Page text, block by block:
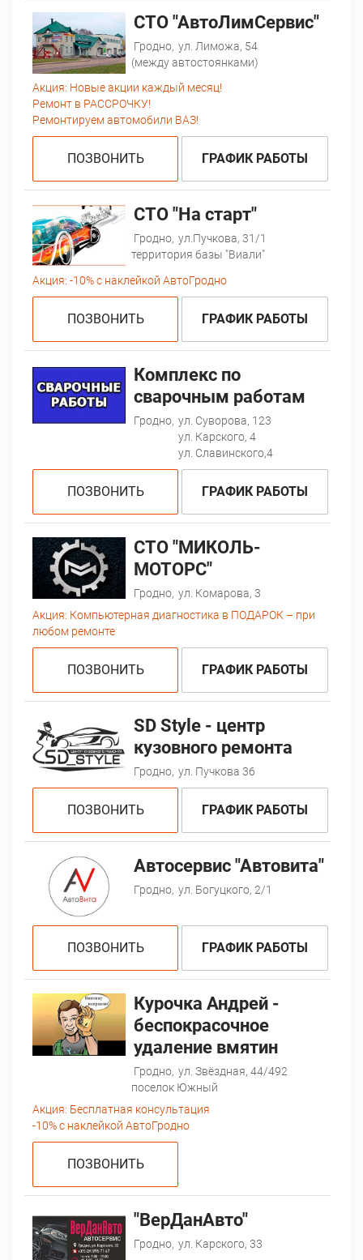
СТО "АвтоЛимСервис"
Гродно, ул. Лиможа, 54
(между автостоянками)
Акция: Новые акции каждый месяц!
Ремонт в РАССРОЧКУ!
Ремонтируем автомобили ВАЗ!
ПОЗВОНИТЬ ГРАФИК РАБОТЫ
СТО "На старт"
Гродно, ул.Пучкова, 31/1
территория базы "Виали"
Акция: -10% с наклейкой АвтоГродно
ПОЗВОНИТЬ ГРАФИК РАБОТЫ
Комплекс по
сварочным работам
Гродно, ул. Суворова, 123
ул. Карского, 4
ул. Славинского,4
ПОЗВОНИТЬ ГРАФИК РАБОТЫ
СТО "МИКОЛЬ-
МОТОРС"
Гродно, ул. Комарова, 3
Акция: Компьютерная диагностика в ПОДАРОК – при
любом ремонте
ПОЗВОНИТЬ ГРАФИК РАБОТЫ
SD Style - центр
кузовного ремонта
Гродно, ул. Пучкова 36
ПОЗВОНИТЬ ГРАФИК РАБОТЫ
Автосервис "Автовита"
Гродно, ул. Богуцкого, 2/1
ПОЗВОНИТЬ ГРАФИК РАБОТЫ
Курочка Андрей -
беспокрасочное
удаление вмятин
Гродно, ул. Звёздная, 44/492
поселок Южный
Акция: Бесплатная консультация
-10% с наклейкой АвтоГродно
ПОЗВОНИТЬ
"ВерДанАвто"
Гродно, ул. Карского, 33